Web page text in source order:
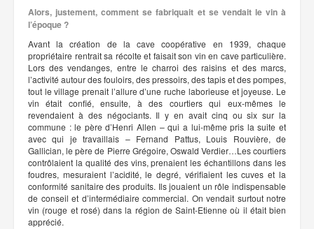
Alors, justement, comment se fabriquait et se vendait le vin à
l’époque ?
Avant la création de la cave coopérative en 1939, chaque
propriétaire rentrait sa récolte et faisait son vin en cave particulière.
Lors des vendanges, entre le charroi des raisins et des marcs,
l’activité autour des fouloirs, des pressoirs, des tapis et des pompes,
tout le village prenait l’allure d’une ruche laborieuse et joyeuse. Le
vin était confié, ensuite, à des courtiers qui eux-mêmes le
revendaient à des négociants. Il y en avait cinq ou six sur la
commune : le père d’Henri Allen – qui a lui-même pris la suite et
avec qui je travaillais – Fernand Pattus, Louis Rouvière, de
Gallician, le père de Pierre Grégoire, Oswald Verdier…Les courtiers
contrôlaient la qualité des vins, prenaient les échantillons dans les
foudres, mesuraient l’acidité, le degré, vérifiaient les cuves et la
conformité sanitaire des produits. Ils jouaient un rôle indispensable
de conseil et d’intermédiaire commercial. On vendait surtout notre
vin (rouge et rosé) dans la région de Saint-Etienne où il était bien
apprécié.